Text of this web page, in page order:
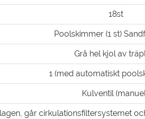
18st
Poolskimmer (1 st)
Grå hel kjol av
1 (med automatiskt
Kulventil
går cirkulationsfiltersystemet